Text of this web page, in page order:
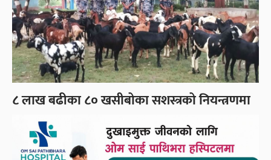
८ लाख बढीका ८० खसीबोका सशस्त्रको नियन्त्रणमा